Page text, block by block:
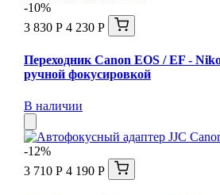
-10%
3 830 Р 4 230 Р
Переходник Canon EOS / EF -
ручной фокусировкой
В наличии
-12%
3 710 Р 4 190 Р